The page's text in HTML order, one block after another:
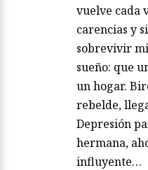
vuelve cada
carencias y
sobrevivir
sueño: que
un hogar.
rebelde,
Depresión
hermana,
influyente…